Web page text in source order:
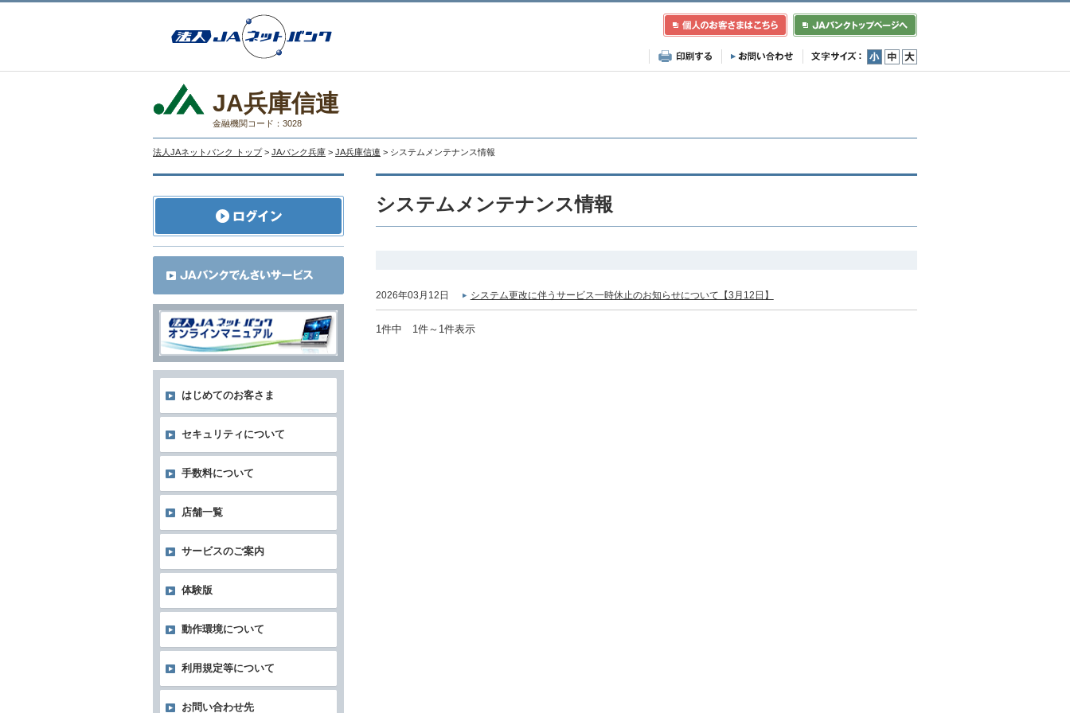
小 中 大
JA兵庫信連
金融機関コード：3028
法人JAネットバンク トップ > JAバンク兵庫 > JA兵庫信連 > システムメンテナンス情報
システムメンテナンス情報
2026年03月12日 システム更改に伴うサービス一時休止のお知らせについて【3月12日】
1件中 1件～1件表示
はじめてのお客さま
セキュリティについて
手数料について
店舗一覧
サービスのご案内
体験版
動作環境について
利用規定等について
お問い合わせ先